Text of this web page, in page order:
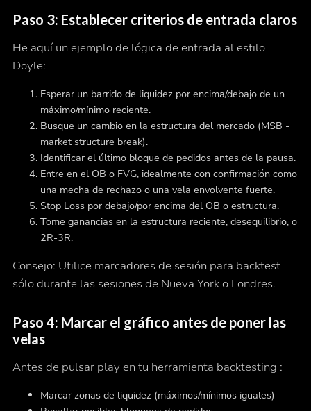
Paso 3: Establecer criterios de entrada claros
He aquí un ejemplo de lógica de entrada al estilo
Doyle:
Esperar un barrido de liquidez por encima/debajo de un
máximo/mínimo reciente.
Busque un cambio en la estructura del mercado (MSB -
market structure break).
Identificar el último bloque de pedidos antes de la pausa.
Entre en el OB o FVG, idealmente con confirmación como
una mecha de rechazo o una vela envolvente fuerte.
Stop Loss por debajo/por encima del OB o estructura.
Tome ganancias en la estructura reciente, desequilibrio, o
2R-3R.
Consejo: Utilice marcadores de sesión para backtest
sólo durante las sesiones de Nueva York o Londres.
Paso 4: Marcar el gráfico antes de poner las
velas
Antes de pulsar play en tu herramienta backtesting :
Marcar zonas de liquidez (máximos/mínimos iguales)